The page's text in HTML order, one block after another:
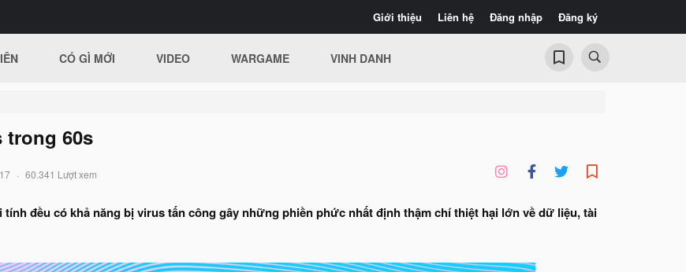
Giới thiệu Liên hệ Đăng nhập Đăng ký
CÓ GÌ MỚI VIDEO WARGAME VINH DANH
trong 60s
60.341 Lượt xem
đều có khả năng bị virus tấn công gây những phiền phức nhất định thậm chí thiệt hại lớn về dữ liệu, tài